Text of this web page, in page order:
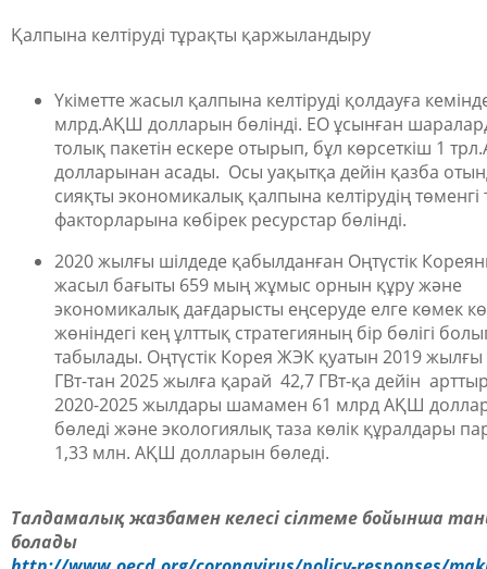
Қалпына келтіруді тұрақты қаржыландыру
Үкіметте жасыл қалпына келтіруді қолдауға
млрд.АҚШ долларын бөлінді. ЕО ұсынған
толық пакетін ескере отырып, бұл көрсеткіш 1
долларынан асады. Осы уақытқа дейін қазба
сияқты экономикалық қалпына келтірудің төменгі
факторларына көбірек ресурстар бөлінді.
2020 жылғы шілдеде қабылданған Оңтүстік
жасыл бағыты 659 мың жұмыс орнын құру және
экономикалық дағдарысты еңсеруде елге көмек
жөніндегі кең ұлттық стратегияның бір бөлігі
табылады. Оңтүстік Корея ЖЭК қуатын 2019
ГВт-тан 2025 жылға қарай 42,7 ГВт-қа дейін
2020-2025 жылдары шамамен 61 млрд АҚШ
бөледі және экологиялық таза көлік құралдары
1,33 млн. АҚШ долларын бөледі.
Талдамалық жазбамен келесі сілтеме бойынша
болады